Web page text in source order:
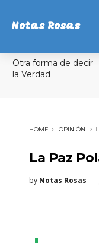
Notas Rosas
Otra forma de decir
la Verdad
HOME OPINIÓN
La Paz
by Notas Rosas